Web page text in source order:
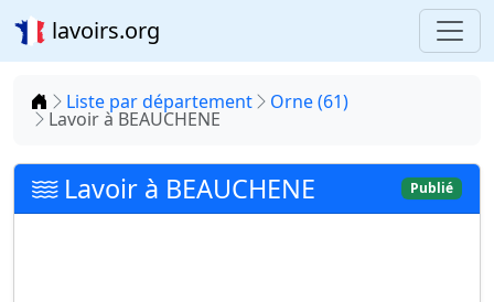
lavoirs.org
Accueil
Liste par département Orne (61)
Lavoir à BEAUCHENE
Lavoir à BEAUCHENE Publié